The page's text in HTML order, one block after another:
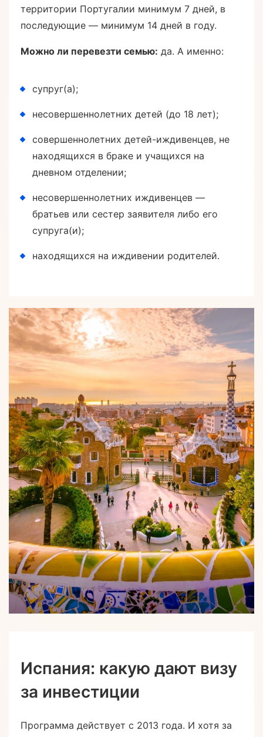
территории Португалии минимум 7 дней, в
последующие — минимум 14 дней в году.
Можно ли перевезти семью: да. А именно:
супруг(а);
несовершеннолетних детей (до 18 лет);
совершеннолетних детей-иждивенцев, не
находящихся в браке и учащихся на
дневном отделении;
несовершеннолетних иждивенцев —
братьев или сестер заявителя либо его
супруга(и);
находящихся на иждивении родителей.
Испания: какую дают визу
за инвестиции
Программа действует с 2013 года. И хотя за